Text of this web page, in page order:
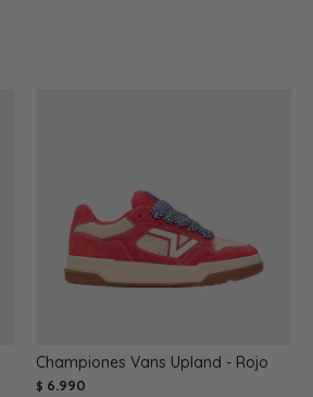
Championes Vans Upland - Rojo
$ 6.990